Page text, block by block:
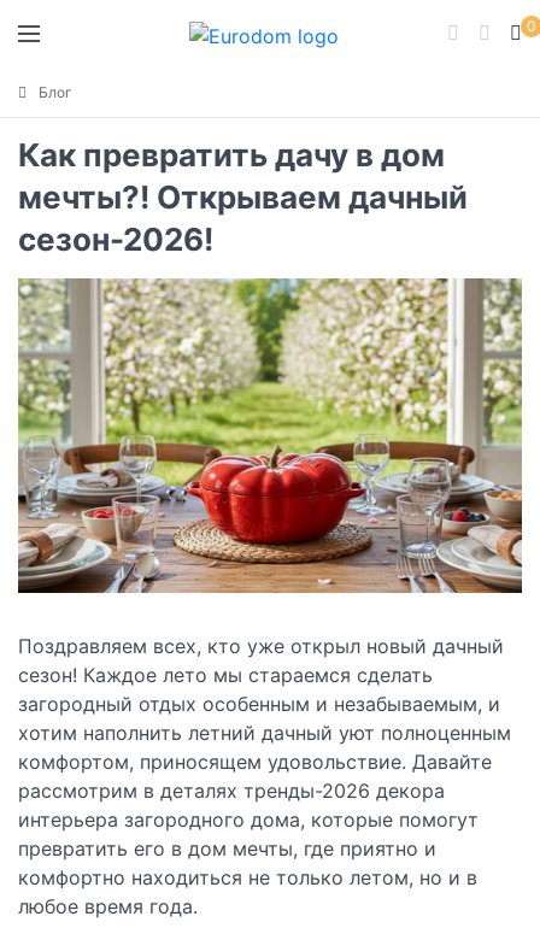
0
Блог
Как превратить дачу в дом
мечты?! Открываем дачный
сезон-2026!
Поздравляем всех, кто уже открыл новый дачный
сезон! Каждое лето мы стараемся сделать
загородный отдых особенным и незабываемым, и
хотим наполнить летний дачный уют полноценным
комфортом, приносящем удовольствие. Давайте
рассмотрим в деталях тренды-2026 декора
интерьера загородного дома, которые помогут
превратить его в дом мечты, где приятно и
комфортно находиться не только летом, но и в
любое время года.